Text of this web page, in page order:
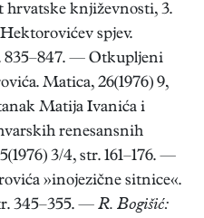
hrvatske književnosti, 3.
Hektorovićev spjev.
835–847. — Otkupljeni
Matica, 26(1976) 9,
Matija Ivanića i
renesansnih
3/4, str. 161–176. —
»inojezične sitnice«.
345–355. — R. Bogišić: